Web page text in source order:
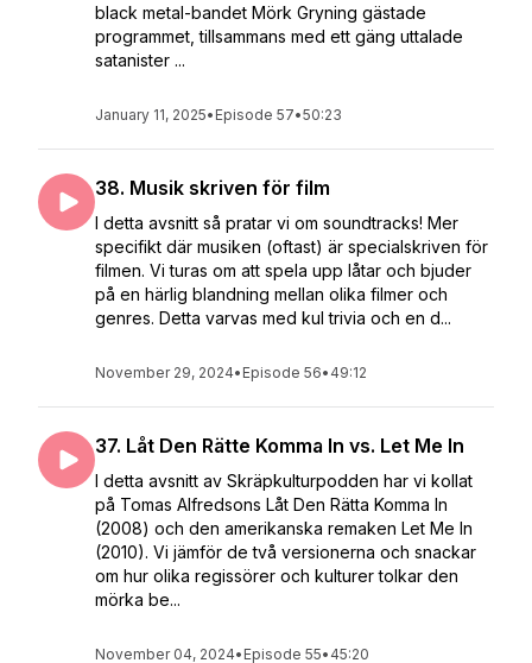
black metal-bandet Mörk Gryning gästade
programmet, tillsammans med ett gäng uttalade
satanister ...
January 11, 2025• Episode 57•50:23
38. Musik skriven för film
I detta avsnitt så pratar vi om soundtracks! Mer
specifikt där musiken (oftast) är specialskriven för
filmen. Vi turas om att spela upp låtar och bjuder
på en härlig blandning mellan olika filmer och
genres. Detta varvas med kul trivia och en d...
November 29, 2024• Episode 56• 49:12
37. Låt Den Rätte Komma In vs. Let Me In
I detta avsnitt av Skräpkulturpodden har vi kollat
på Tomas Alfredsons Låt Den Rätta Komma In
(2008) och den amerikanska remaken Let Me In
(2010). Vi jämför de två versionerna och snackar
om hur olika regissörer och kulturer tolkar den
mörka be...
November 04, 2024• Episode 55• 45:20